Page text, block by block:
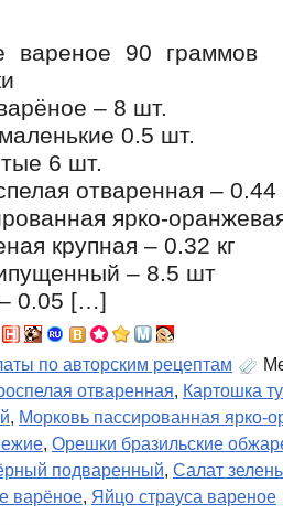
90 граммов
– 8 шт.
0.5 шт.
6 шт.
отваренная – 0.44
ярко-
крупная – 0.32 кг
– 8.5 шт
0.05 […]
по авторским рецептам
отваренная, Картошка
, Морковь пассированная ярко-
, Орешки бразильские
подваренный, Салат
варёное, Яйцо страуса вареное